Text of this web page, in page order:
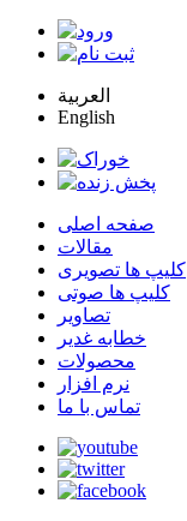
العربية
English
صفحه اصلی
مقالات
کلیپ ها تصویری
کلیپ ها صوتی
تصاویر
خطابه غدیر
محصولات
نرم افزار
تماس با ما